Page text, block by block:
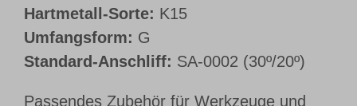
Hartmetall-Sorte: K15
Umfangsform: G
Standard-Anschliff: SA-0002 (30º/20º)
Passendes Zubehör für Werkzeuge und